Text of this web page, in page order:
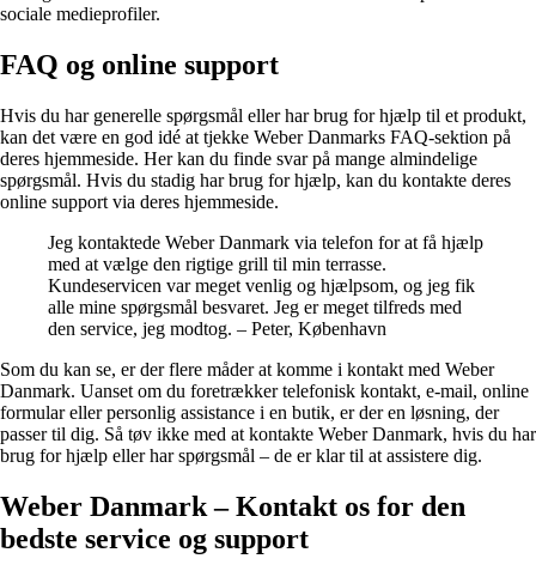
sociale medieprofiler.
FAQ og online support
Hvis du har generelle spørgsmål eller har brug for hjælp til et produkt,
kan det være en god idé at tjekke Weber Danmarks FAQ-sektion på
deres hjemmeside. Her kan du finde svar på mange almindelige
spørgsmål. Hvis du stadig har brug for hjælp, kan du kontakte deres
online support via deres hjemmeside.
Jeg kontaktede Weber Danmark via telefon for at få hjælp
med at vælge den rigtige grill til min terrasse.
Kundeservicen var meget venlig og hjælpsom, og jeg fik
alle mine spørgsmål besvaret. Jeg er meget tilfreds med
den service, jeg modtog. – Peter, København
Som du kan se, er der flere måder at komme i kontakt med Weber
Danmark. Uanset om du foretrækker telefonisk kontakt, e-mail, online
formular eller personlig assistance i en butik, er der en løsning, der
passer til dig. Så tøv ikke med at kontakte Weber Danmark, hvis du har
brug for hjælp eller har spørgsmål – de er klar til at assistere dig.
Weber Danmark – Kontakt os for den
bedste service og support